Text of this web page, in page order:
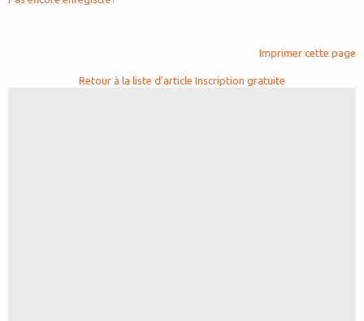
Imprimer cette page
Retour à la liste d'article Inscription gratuite